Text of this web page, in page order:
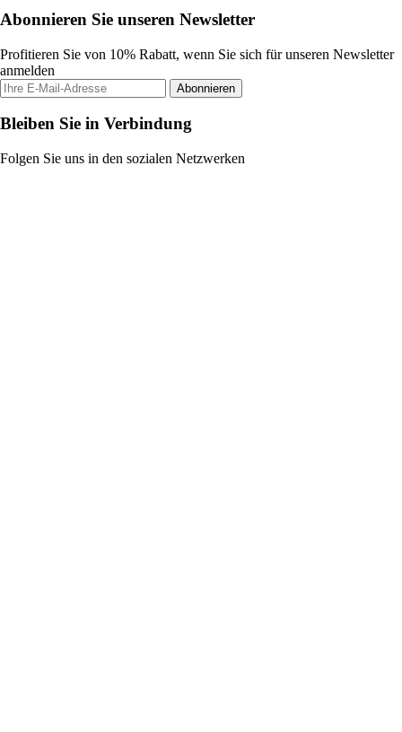
Abonnieren Sie unseren Newsletter
Profitieren Sie von 10% Rabatt, wenn Sie sich für unseren Newsletter
anmelden
Abonnieren
Bleiben Sie in Verbindung
Folgen Sie uns in den sozialen Netzwerken